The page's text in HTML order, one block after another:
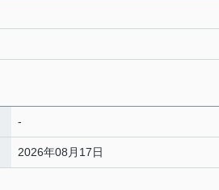
-
2026年08月17日